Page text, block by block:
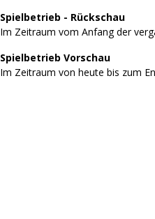
Spielbetrieb - Rückschau
Im Zeitraum vom Anfang der
Spielbetrieb Vorschau
Im Zeitraum von heute bis zum